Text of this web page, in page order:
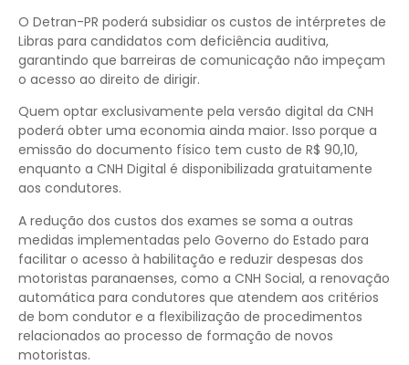
O Detran-PR poderá subsidiar os custos de intérpretes de
Libras para candidatos com deficiência auditiva,
garantindo que barreiras de comunicação não impeçam
o acesso ao direito de dirigir.
Quem optar exclusivamente pela versão digital da CNH
poderá obter uma economia ainda maior. Isso porque a
emissão do documento físico tem custo de R$ 90,10,
enquanto a CNH Digital é disponibilizada gratuitamente
aos condutores.
A redução dos custos dos exames se soma a outras
medidas implementadas pelo Governo do Estado para
facilitar o acesso à habilitação e reduzir despesas dos
motoristas paranaenses, como a CNH Social, a renovação
automática para condutores que atendem aos critérios
de bom condutor e a flexibilização de procedimentos
relacionados ao processo de formação de novos
motoristas.